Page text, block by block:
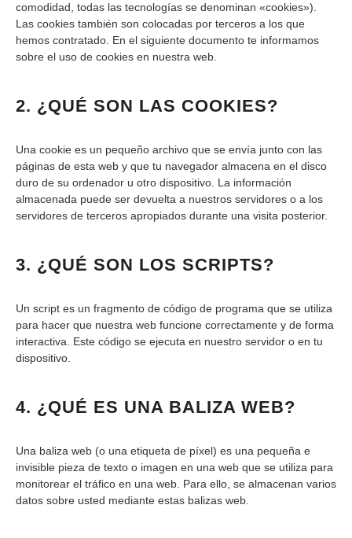
comodidad, todas las tecnologías se denominan «cookies»).
Las cookies también son colocadas por terceros a los que
hemos contratado. En el siguiente documento te informamos
sobre el uso de cookies en nuestra web.
2. ¿QUÉ SON LAS COOKIES?
Una cookie es un pequeño archivo que se envía junto con las
páginas de esta web y que tu navegador almacena en el disco
duro de su ordenador u otro dispositivo. La información
almacenada puede ser devuelta a nuestros servidores o a los
servidores de terceros apropiados durante una visita posterior.
3. ¿QUÉ SON LOS SCRIPTS?
Un script es un fragmento de código de programa que se utiliza
para hacer que nuestra web funcione correctamente y de forma
interactiva. Este código se ejecuta en nuestro servidor o en tu
dispositivo.
4. ¿QUÉ ES UNA BALIZA WEB?
Una baliza web (o una etiqueta de píxel) es una pequeña e
invisible pieza de texto o imagen en una web que se utiliza para
monitorear el tráfico en una web. Para ello, se almacenan varios
datos sobre usted mediante estas balizas web.